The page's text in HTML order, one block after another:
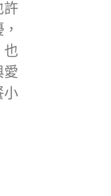
許
也
愛
小